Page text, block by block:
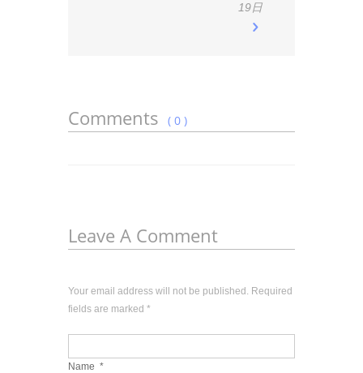
19日
Comments ( 0 )
Leave A Comment
Your email address will not be published. Required
fields are marked *
Name *